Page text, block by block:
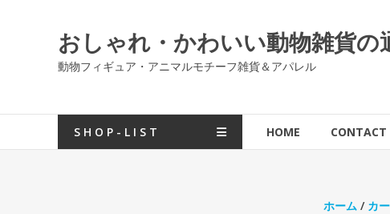
ス
おしゃれ・かわいい動物雑貨
動物フィギュア・アニマルモチーフ雑貨＆アパレル
S H O P - L I S T HOME CONTACT
ホーム/ カ